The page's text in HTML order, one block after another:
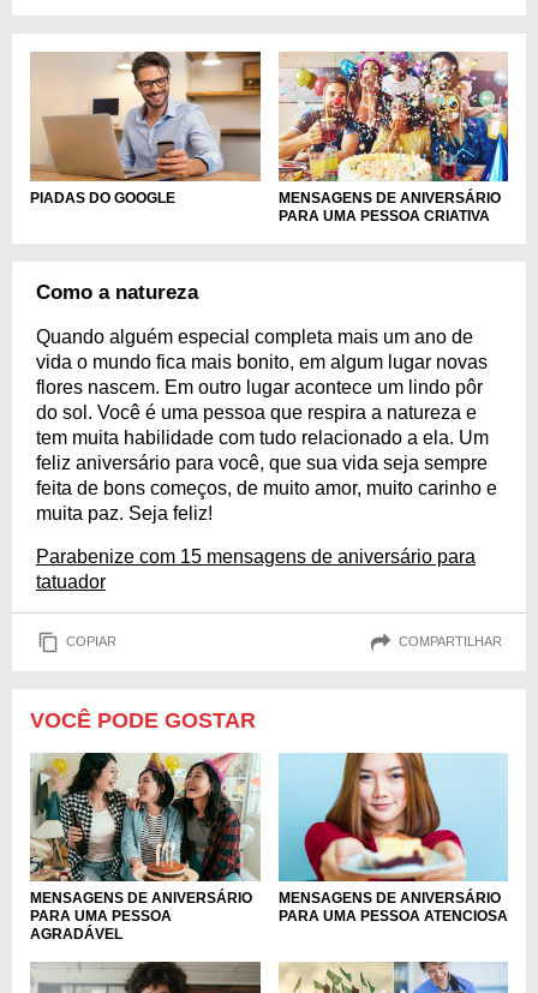
PIADAS DO GOOGLE
MENSAGENS DE ANIVERSÁRIO
PARA UMA PESSOA CRIATIVA
Como a natureza
Quando alguém especial completa mais um ano de
vida o mundo fica mais bonito, em algum lugar novas
flores nascem. Em outro lugar acontece um lindo pôr
do sol. Você é uma pessoa que respira a natureza e
tem muita habilidade com tudo relacionado a ela. Um
feliz aniversário para você, que sua vida seja sempre
feita de bons começos, de muito amor, muito carinho e
muita paz. Seja feliz!
Parabenize com 15 mensagens de aniversário para
tatuador
COPIAR COMPARTILHAR
VOCÊ PODE GOSTAR
MENSAGENS DE ANIVERSÁRIO
PARA UMA PESSOA
AGRADÁVEL
MENSAGENS DE ANIVERSÁRIO
PARA UMA PESSOA ATENCIOSA